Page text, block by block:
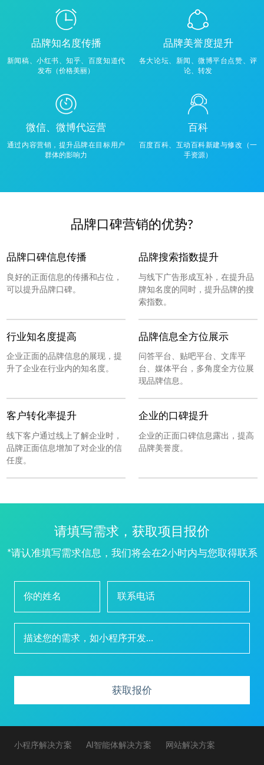
品牌知名度传播
新闻稿、小红书、知乎、百度知道代
发布（价格美丽）
品牌美誉度提升
各大论坛、新闻、微博平台点赞、评
论、转发
微信、微博代运营
通过内容营销，提升品牌在目标用户
群体的影响力
百科
百度百科、互动百科新建与修改（一
手资源）
品牌口碑营销的优势?
品牌口碑信息传播
良好的正面信息的传播和占位，
可以提升品牌口碑。
品牌搜索指数提升
与线下广告形成互补，在提升品
牌知名度的同时，提升品牌的搜
索指数。
行业知名度提高
企业正面的品牌信息的展现，提
升了企业在行业内的知名度。
品牌信息全方位展示
问答平台、贴吧平台、文库平
台、媒体平台，多角度全方位展
现品牌信息。
客户转化率提升
线下客户通过线上了解企业时，
品牌正面信息增加了对企业的信
任度。
企业的口碑提升
企业的正面口碑信息露出，提高
品牌美誉度。
请填写需求，获取项目报价
*请认准填写需求信息，我们将会在2小时内与您取得联系
获取报价
小程序解决方案 AI智能体解决方案 网站解决方案